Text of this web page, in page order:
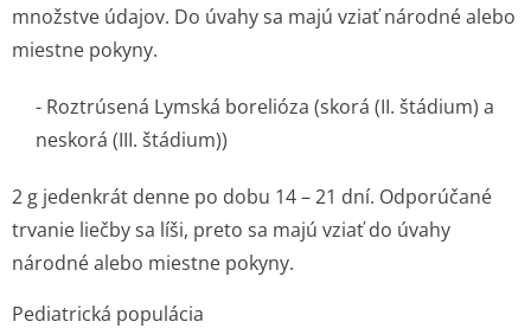
množstve údajov. Do úvahy sa majú vziať národné alebo
miestne pokyny.
- Roztrúsená Lymská borelióza (skorá (II. štádium) a
neskorá (III. štádium))
2 g jedenkrát denne po dobu 14 – 21 dní. Odporúčané
trvanie liečby sa líši, preto sa majú vziať do úvahy
národné alebo miestne pokyny.
Pediatrická populácia